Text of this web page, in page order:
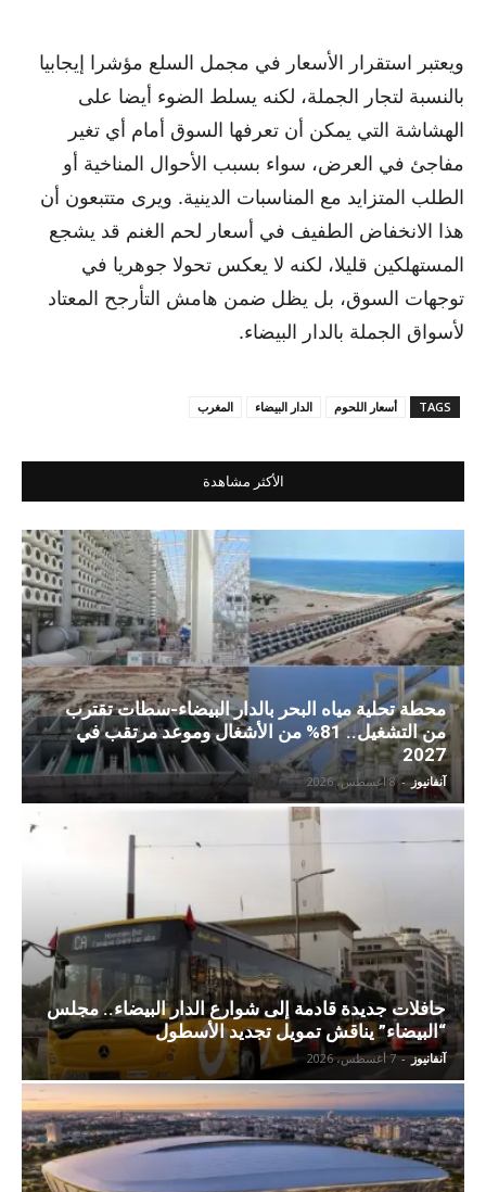
ويعتبر استقرار الأسعار في مجمل السلع مؤشرا إيجابيا
بالنسبة لتجار الجملة، لكنه يسلط الضوء أيضا على
الهشاشة التي يمكن أن تعرفها السوق أمام أي تغير
مفاجئ في العرض، سواء بسبب الأحوال المناخية أو
الطلب المتزايد مع المناسبات الدينية. ويرى متتبعون أن
هذا الانخفاض الطفيف في أسعار لحم الغنم قد يشجع
المستهلكين قليلا، لكنه لا يعكس تحولا جوهريا في
توجهات السوق، بل يظل ضمن هامش التأرجح المعتاد
لأسواق الجملة بالدار البيضاء.
TAGS أسعار اللحوم الدار البيضاء المغرب
الأكثر مشاهدة
محطة تحلية مياه البحر بالدار البيضاء-سطات تقترب
من التشغيل.. 81% من الأشغال وموعد مرتقب في
2027
آنفانيوز - 8 أغسطس، 2026
حافلات جديدة قادمة إلى شوارع الدار البيضاء.. مجلس
“البيضاء” يناقش تمويل تجديد الأسطول
آنفانيوز - 7 أغسطس، 2026